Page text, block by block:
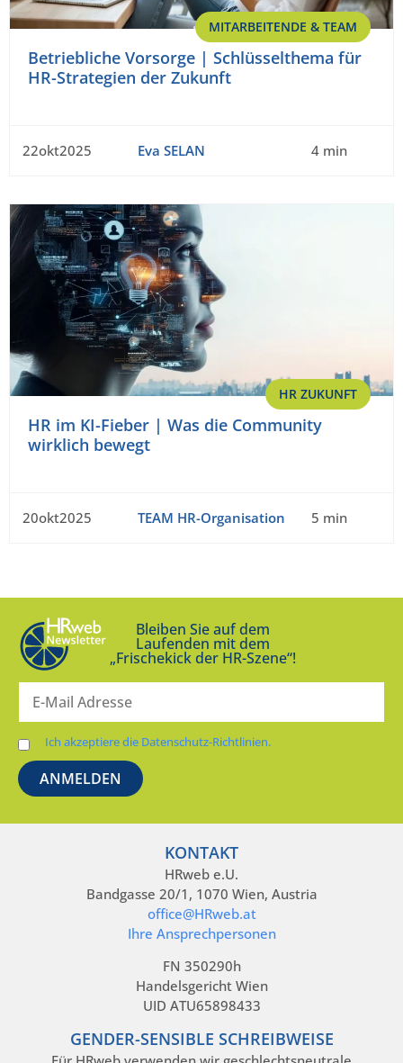
MITARBEITENDE & TEAM
Betriebliche Vorsorge | Schlüsselthema für
HR-Strategien der Zukunft
22okt2025 Eva SELAN 4 min
HR ZUKUNFT
HR im KI-Fieber | Was die Community
wirklich bewegt
20okt2025 TEAM HR-Organisation 5 min
Bleiben Sie auf dem
Laufenden mit dem
„Frischekick der HR-Szene“!
Ich akzeptiere die Datenschutz-Richtlinien.
KONTAKT
HRweb e.U.
Bandgasse 20/1, 1070 Wien, Austria
office@HRweb.at
Ihre Ansprechpersonen
FN 350290h
Handelsgericht Wien
UID ATU65898433
GENDER-SENSIBLE SCHREIBWEISE